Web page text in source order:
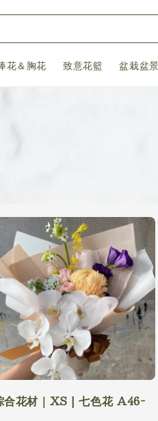
花＆胸花 致意花籃 盆栽盆景
合花材｜XS | 七色花 A46-